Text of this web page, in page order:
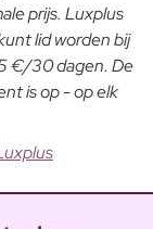
prijs. Luxplus
lid worden bij
€/30 dagen. De
is op - op elk